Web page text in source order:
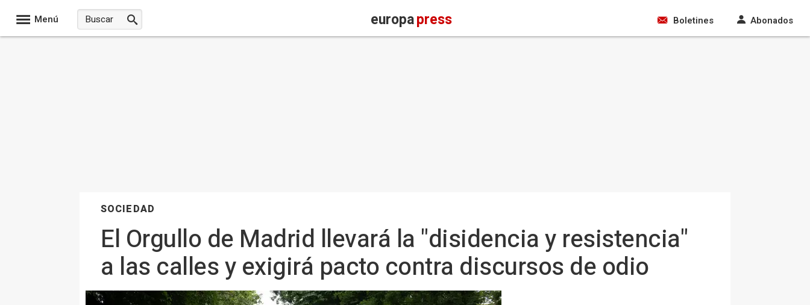
Menú europapress Boletines Abonados
SOCIEDAD
El Orgullo de Madrid llevará la "disidencia y resistencia"
a las calles y exigirá pacto contra discursos de odio